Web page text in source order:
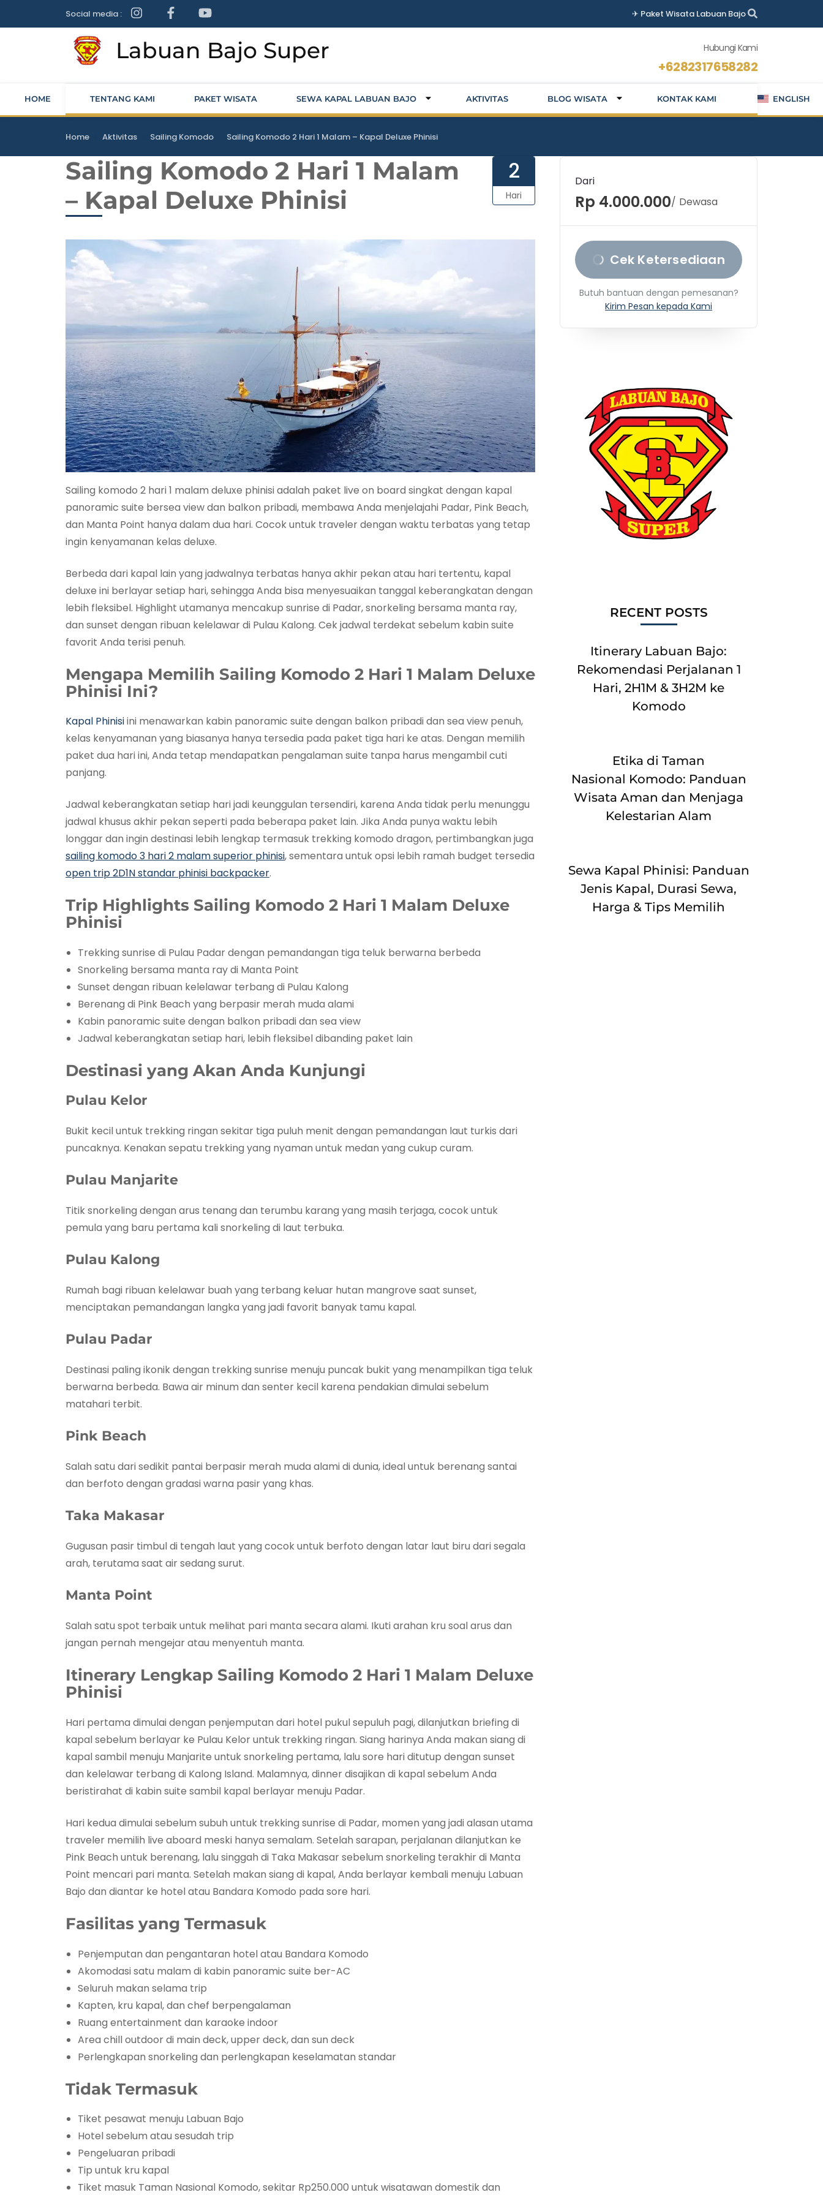
✈ Paket Wisata Labuan Bajo Terbaik · Private Trip ·
Labuan Bajo Super Hubungi Kami
+6282317658282
HOME TENTANG KAMI PAKET WISATA SEWA KAPAL LABUAN BAJO AKTIVITAS BLOG WISATA KONTAK KAMI ENGLISH
Home Aktivitas Sailing Komodo Sailing Komodo 2 Hari 1 Malam – Kapal Deluxe Phinisi
Sailing Komodo 2 Hari 1 Malam
– Kapal Deluxe Phinisi
2
Hari
Sailing komodo 2 hari 1 malam deluxe phinisi adalah paket live on board singkat dengan kapal
panoramic suite bersea view dan balkon pribadi, membawa Anda menjelajahi Padar, Pink Beach,
dan Manta Point hanya dalam dua hari. Cocok untuk traveler dengan waktu terbatas yang tetap
ingin kenyamanan kelas deluxe.
Berbeda dari kapal lain yang jadwalnya terbatas hanya akhir pekan atau hari tertentu, kapal
deluxe ini berlayar setiap hari, sehingga Anda bisa menyesuaikan tanggal keberangkatan dengan
lebih fleksibel. Highlight utamanya mencakup sunrise di Padar, snorkeling bersama manta ray,
dan sunset dengan ribuan kelelawar di Pulau Kalong. Cek jadwal terdekat sebelum kabin suite
favorit Anda terisi penuh.
Mengapa Memilih Sailing Komodo 2 Hari 1 Malam Deluxe
Phinisi Ini?
Kapal Phinisiini menawarkan kabin panoramic suite dengan balkon pribadi dan sea view penuh,
kelas kenyamanan yang biasanya hanya tersedia pada paket tiga hari ke atas. Dengan memilih
paket dua hari ini, Anda tetap mendapatkan pengalaman suite tanpa harus mengambil cuti
panjang.
Jadwal keberangkatan setiap hari jadi keunggulan tersendiri, karena Anda tidak perlu menunggu
jadwal khusus akhir pekan seperti pada beberapa paket lain. Jika Anda punya waktu lebih
longgar dan ingin destinasi lebih lengkap termasuk trekking komodo dragon, pertimbangkan juga
sailing komodo 3 hari 2 malam superior phinisi, sementara untuk opsi lebih ramah budget tersedia
open trip 2D1N standar phinisi backpacker.
Trip Highlights Sailing Komodo 2 Hari 1 Malam Deluxe
Phinisi
Trekking sunrise di Pulau Padar dengan pemandangan tiga teluk berwarna berbeda
Snorkeling bersama manta ray di Manta Point
Sunset dengan ribuan kelelawar terbang di Pulau Kalong
Berenang di Pink Beach yang berpasir merah muda alami
Kabin panoramic suite dengan balkon pribadi dan sea view
Jadwal keberangkatan setiap hari, lebih fleksibel dibanding paket lain
Destinasi yang Akan Anda Kunjungi
Pulau Kelor
Bukit kecil untuk trekking ringan sekitar tiga puluh menit dengan pemandangan laut turkis dari
puncaknya. Kenakan sepatu trekking yang nyaman untuk medan yang cukup curam.
Pulau Manjarite
Titik snorkeling dengan arus tenang dan terumbu karang yang masih terjaga, cocok untuk
pemula yang baru pertama kali snorkeling di laut terbuka.
Pulau Kalong
Rumah bagi ribuan kelelawar buah yang terbang keluar hutan mangrove saat sunset,
menciptakan pemandangan langka yang jadi favorit banyak tamu kapal.
Pulau Padar
Destinasi paling ikonik dengan trekking sunrise menuju puncak bukit yang menampilkan tiga teluk
berwarna berbeda. Bawa air minum dan senter kecil karena pendakian dimulai sebelum
matahari terbit.
Pink Beach
Salah satu dari sedikit pantai berpasir merah muda alami di dunia, ideal untuk berenang santai
dan berfoto dengan gradasi warna pasir yang khas.
Taka Makasar
Gugusan pasir timbul di tengah laut yang cocok untuk berfoto dengan latar laut biru dari segala
arah, terutama saat air sedang surut.
Manta Point
Salah satu spot terbaik untuk melihat pari manta secara alami. Ikuti arahan kru soal arus dan
jangan pernah mengejar atau menyentuh manta.
Itinerary Lengkap Sailing Komodo 2 Hari 1 Malam Deluxe
Phinisi
Hari pertama dimulai dengan penjemputan dari hotel pukul sepuluh pagi, dilanjutkan briefing di
kapal sebelum berlayar ke Pulau Kelor untuk trekking ringan. Siang harinya Anda makan siang di
kapal sambil menuju Manjarite untuk snorkeling pertama, lalu sore hari ditutup dengan sunset
dan kelelawar terbang di Kalong Island. Malamnya, dinner disajikan di kapal sebelum Anda
beristirahat di kabin suite sambil kapal berlayar menuju Padar.
Hari kedua dimulai sebelum subuh untuk trekking sunrise di Padar, momen yang jadi alasan utama
traveler memilih live aboard meski hanya semalam. Setelah sarapan, perjalanan dilanjutkan ke
Pink Beach untuk berenang, lalu singgah di Taka Makasar sebelum snorkeling terakhir di Manta
Point mencari pari manta. Setelah makan siang di kapal, Anda berlayar kembali menuju Labuan
Bajo dan diantar ke hotel atau Bandara Komodo pada sore hari.
Fasilitas yang Termasuk
Penjemputan dan pengantaran hotel atau Bandara Komodo
Akomodasi satu malam di kabin panoramic suite ber-AC
Seluruh makan selama trip
Kapten, kru kapal, dan chef berpengalaman
Ruang entertainment dan karaoke indoor
Area chill outdoor di main deck, upper deck, dan sun deck
Perlengkapan snorkeling dan perlengkapan keselamatan standar
Tidak Termasuk
Tiket pesawat menuju Labuan Bajo
Hotel sebelum atau sesudah trip
Pengeluaran pribadi
Tip untuk kru kapal
Tiket masuk Taman Nasional Komodo, sekitar Rp250.000 untuk wisatawan domestik dan
Dari
Rp 4.000.000/ Dewasa
Cek Ketersediaan
Butuh bantuan dengan pemesanan?
Kirim Pesan kepada Kami
RECENT POSTS
Itinerary Labuan Bajo:
Rekomendasi Perjalanan 1
Hari, 2H1M & 3H2M ke
Komodo
Etika di Taman
Nasional Komodo: Panduan
Wisata Aman dan Menjaga
Kelestarian Alam
Sewa Kapal Phinisi: Panduan
Jenis Kapal, Durasi Sewa,
Harga & Tips Memilih